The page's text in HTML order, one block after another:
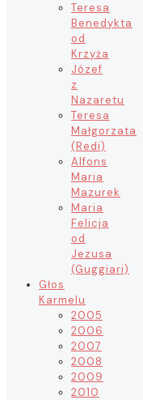
Teresa
Benedykta
od
Krzyża
Józef
z
Nazaretu
Teresa
Małgorzata
(Redi)
Alfons
Maria
Mazurek
Maria
Felicja
od
Jezusa
(Guggiari)
Głos
Karmelu
2005
2006
2007
2008
2009
2010